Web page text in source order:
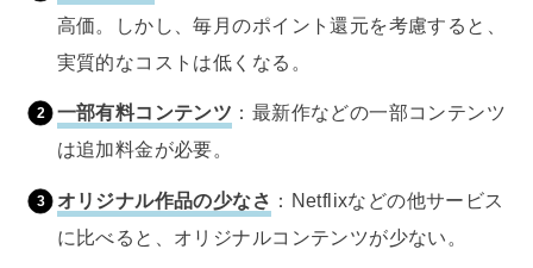
高価。しかし、毎月のポイント還元を考慮すると、
実質的なコストは低くなる。
一部有料コンテンツ ：最新作などの一部コンテンツ
は追加料金が必要。
オリジナル作品の少なさ ：Netflixなどの他サービス
に比べると、オリジナルコンテンツが少ない。